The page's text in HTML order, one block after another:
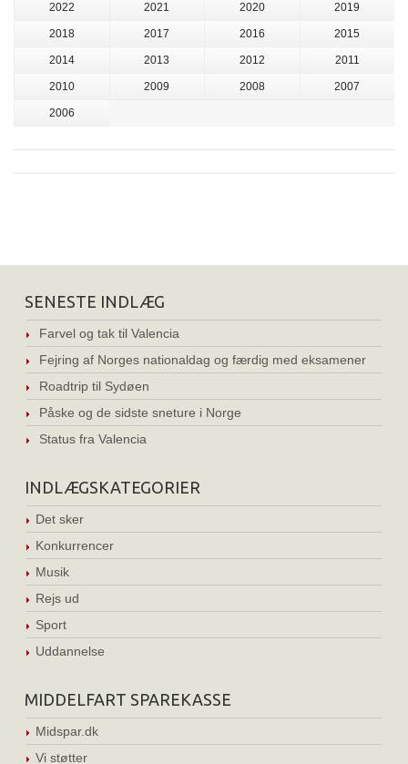
2022 2021 2020 2019
2018 2017 2016 2015
2014 2013 2012 2011
2010 2009 2008 2007
2006
SENESTE INDLÆG
Farvel og tak til Valencia
Fejring af Norges nationaldag og færdig med eksamener
Roadtrip til Sydøen
Påske og de sidste sneture i Norge
Status fra Valencia
INDLÆGSKATEGORIER
Det sker
Konkurrencer
Musik
Rejs ud
Sport
Uddannelse
MIDDELFART SPAREKASSE
Midspar.dk
Vi støtter